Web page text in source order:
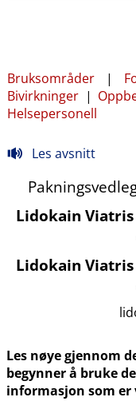
Bruksområder |
Bivirkninger |
Helsepersonell
Les avsnitt
Lidokain
Lidokain
Les nøye gjennom
begynner å bruke
informasjon som er